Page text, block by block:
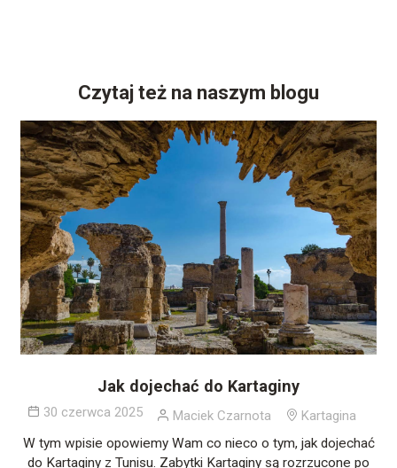
Czytaj też na naszym blogu
Jak dojechać do Kartaginy
30 czerwca 2025 Maciek Czarnota
Kartagina
W tym wpisie opowiemy Wam co nieco o tym, jak dojechać
do Kartaginy z Tunisu. Zabytki Kartaginy są rozrzucone po